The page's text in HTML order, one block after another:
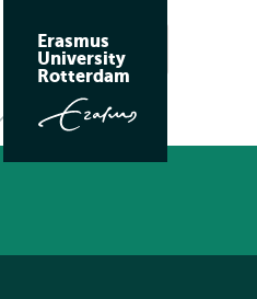
Zoeken
Erasmus
University
Rotterdam
submenu